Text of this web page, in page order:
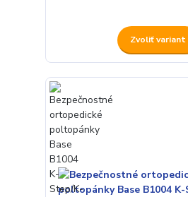
Zvoliť variant